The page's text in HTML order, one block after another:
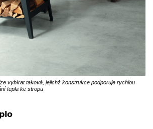
vybírat taková, jejichž konstrukce podporuje rychlou
tepla ke stropu